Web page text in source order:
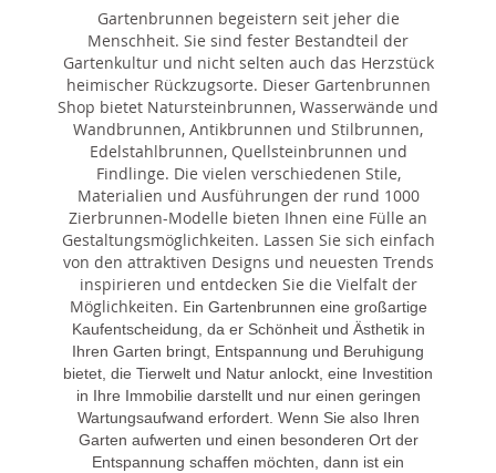
Gartenbrunnen begeistern seit jeher die
Menschheit. Sie sind fester Bestandteil der
Gartenkultur und nicht selten auch das Herzstück
heimischer Rückzugsorte. Dieser Gartenbrunnen
Shop bietet Natursteinbrunnen, Wasserwände und
Wandbrunnen, Antikbrunnen und Stilbrunnen,
Edelstahlbrunnen, Quellsteinbrunnen und
Findlinge. Die vielen verschiedenen Stile,
Materialien und Ausführungen der rund 1000
Zierbrunnen-Modelle bieten Ihnen eine Fülle an
Gestaltungsmöglichkeiten. Lassen Sie sich einfach
von den attraktiven Designs und neuesten Trends
inspirieren und entdecken Sie die Vielfalt der
Möglichkeiten. Ein Gartenbrunnen eine großartige
Kaufentscheidung, da er Schönheit und Ästhetik in
Ihren Garten bringt, Entspannung und Beruhigung
bietet, die Tierwelt und Natur anlockt, eine Investition
in Ihre Immobilie darstellt und nur einen geringen
Wartungsaufwand erfordert. Wenn Sie also Ihren
Garten aufwerten und einen besonderen Ort der
Entspannung schaffen möchten, dann ist ein